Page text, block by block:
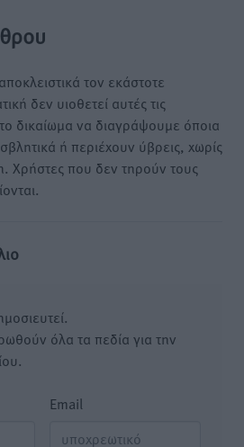
τον εκάστοτε
δεν υιοθετεί αυτές τις
δικαίωμα να διαγράψουμε όποια
ή περιέχουν ύβρεις, χωρίς
Χρήστες που δεν τηρούν τους
όλα τα πεδία για την
Email